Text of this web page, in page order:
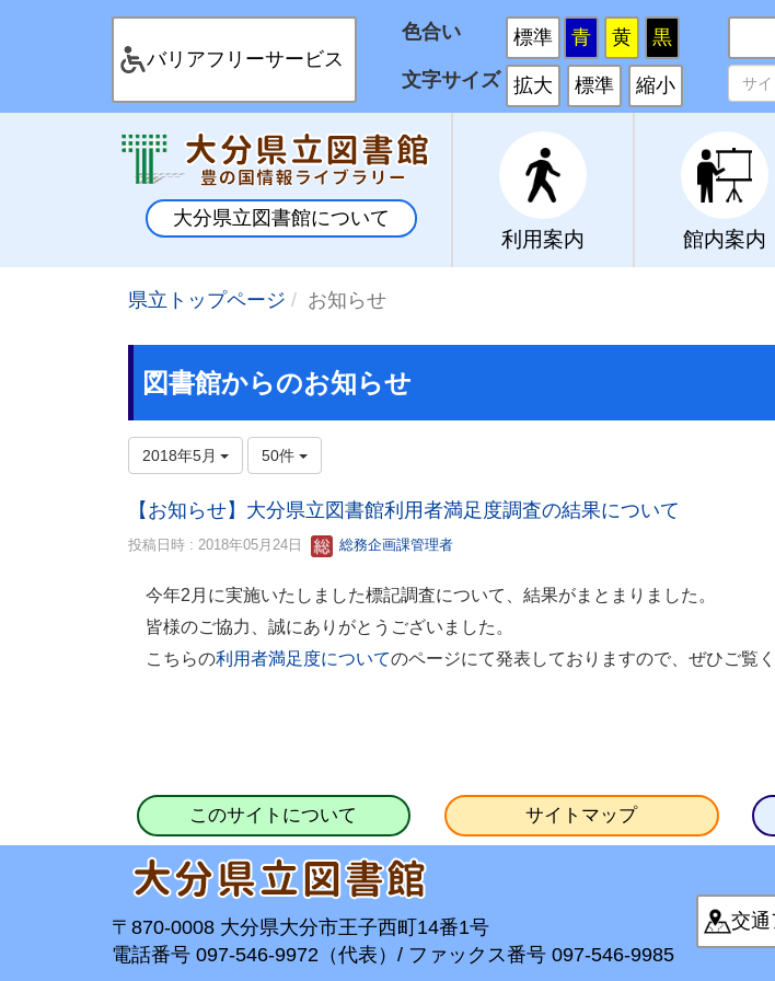
バリアフリーサービス
色合い 標準 青 黄
黒
文字サイズ 拡大 標準 縮小
大分県立図書館について
利用案内 館内案内
県立トップページ お知らせ
図書館からのお知らせ
2018年5月 50件
【お知らせ】大分県立図書館利用者満足度調査の結果について
投稿日時 : 2018年05月24日 総務企画課管理者
今年2月に実施いたしました標記調査について、結果がまとまりました。
皆様のご協力、誠にありがとうございました。
こちらの利用者満足度についてのページにて発表しておりますので、ぜひご覧く
このサイトについて サイトマップ
〒870-0008 大分県大分市王子西町14番1号
電話番号 097-546-9972（代表）/ ファックス番号 097-546-9985
交通